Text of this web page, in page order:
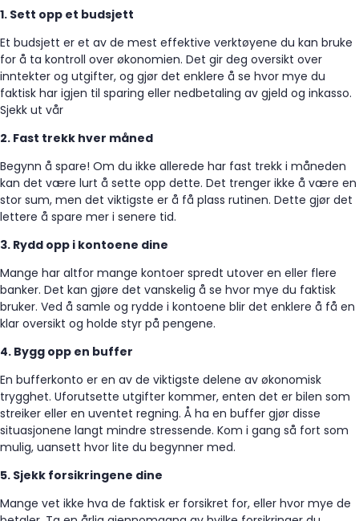
1. Sett opp et budsjett
Et budsjett er et av de mest effektive verktøyene du kan bruke
for å ta kontroll over økonomien. Det gir deg oversikt over
inntekter og utgifter, og gjør det enklere å se hvor mye du
faktisk har igjen til sparing eller nedbetaling av gjeld og inkasso.
Sjekk ut vår
2. Fast trekk hver måned
Begynn å spare! Om du ikke allerede har fast trekk i måneden
kan det være lurt å sette opp dette. Det trenger ikke å være en
stor sum, men det viktigste er å få plass rutinen. Dette gjør det
lettere å spare mer i senere tid.
3. Rydd opp i kontoene dine
Mange har altfor mange kontoer spredt utover en eller flere
banker. Det kan gjøre det vanskelig å se hvor mye du faktisk
bruker. Ved å samle og rydde i kontoene blir det enklere å få en
klar oversikt og holde styr på pengene.
4. Bygg opp en buffer
En bufferkonto er en av de viktigste delene av økonomisk
trygghet. Uforutsette utgifter kommer, enten det er bilen som
streiker eller en uventet regning. Å ha en buffer gjør disse
situasjonene langt mindre stressende. Kom i gang så fort som
mulig, uansett hvor lite du begynner med.
5. Sjekk forsikringene dine
Mange vet ikke hva de faktisk er forsikret for, eller hvor mye de